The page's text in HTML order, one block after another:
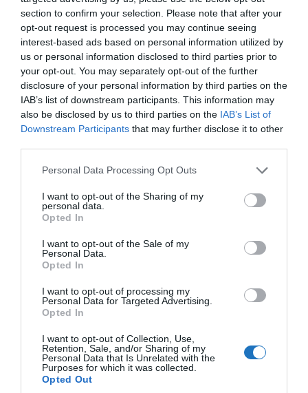
section to confirm your selection. Please note that after your
opt-out request is processed you may continue seeing
interest-based ads based on personal information utilized by
us or personal information disclosed to third parties prior to
your opt-out. You may separately opt-out of the further
disclosure of your personal information by third parties on the
IAB’s list of downstream participants. This information may
also be disclosed by us to third parties on the IAB’s List of
Downstream Participants that may further disclose it to other
Please note that this website/app uses one or more Google
not limited to your visit or usage behaviour. You may click to
grant or deny consent to Google and its third-party tags to
use your data for below specified purposes in below Google
consent section.
Personal Data Processing Opt Outs
I want to opt-out of the Sharing of my
personal data.
Opted In
I want to opt-out of the Sale of my
Personal Data.
Opted In
I want to opt-out of processing my
Personal Data for Targeted Advertising.
Opted In
I want to opt-out of Collection, Use,
Retention, Sale, and/or Sharing of my
Personal Data that Is Unrelated with the
Purposes for which it was collected.
Opted Out
állampolgársága, mint neki osztrák. Vagy
életfogytiglan, teljesen mindegy. De nem mozoghat
szabadon. Ehhez a jogot lenne szükséges módosítani,
lásd a hamarosan következő szürke hátteres keretes
részt a GDPR után!
Csak a GDPR ugyebár…
Ne mondja senki, hogy amikor a Facebook, meg a
Google és társai előbb tudja, hogy:
ki mikor csalja meg a párját, vagy épp
esik
szerelembe
ki mikorfog szakítanivagy fontolgatja a válását,
ki mit fog vásárolni,
ki mikor lesz beteg –mert pl. inszomniás és napi 2
órát alszik és éjjel online van!
ki milyen betegségben szenved –
valószínűséggel tudja a diagnózis előtt a tünetekre
vonatkozó kereséseink és beszélgetéseink alapján!